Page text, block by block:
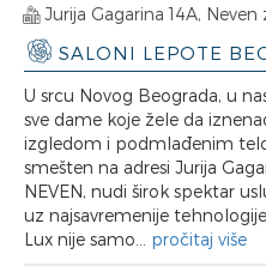
Jurija Gagarina 14A, Neven
SALONI LEPOTE
U srcu Novog Beograda, u
sve dame koje žele da
izgledom i podmlađenim
smešten na adresi Jurija
NEVEN, nudi širok spektar
uz najsavremenije
Lux nije samo... pročitaj više